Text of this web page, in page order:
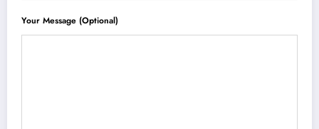
Your Message (optional)